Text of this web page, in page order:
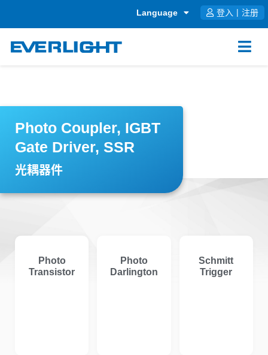
Language 登入 注册
Photo Coupler, IGBT
Gate Driver, SSR
光耦器件
Photo
Transistor
Photo
Darlington
Schmitt
Trigger